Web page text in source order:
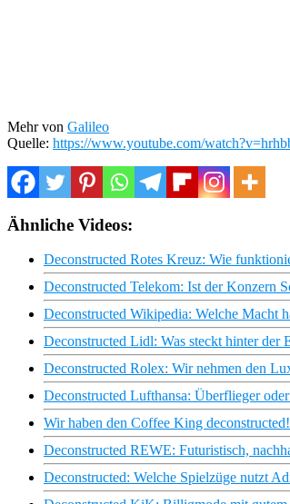
Mehr von Galileo
Quelle: https://www.youtube.com/
Ähnliche Videos:
Deconstructed Rotes Kreuz: Wie
Deconstructed Telekom: Ist der Konzern
Deconstructed Wikipedia: Welche Macht
Deconstructed Lidl: Was steckt hinter der
Deconstructed Rolex: Wir nehmen den
Deconstructed Lufthansa: Überflieger
Wir haben den Coffee King deconstructed!
Deconstructed REWE: Futuristisch,
Deconstructed: Welche Spielzüge nutzt